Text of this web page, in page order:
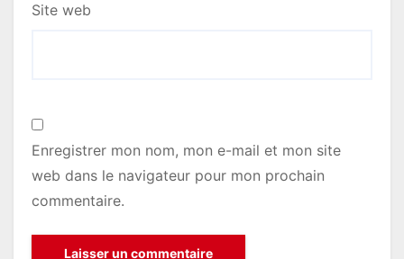
Site web
Enregistrer mon nom, mon e-mail et mon site
web dans le navigateur pour mon prochain
commentaire.